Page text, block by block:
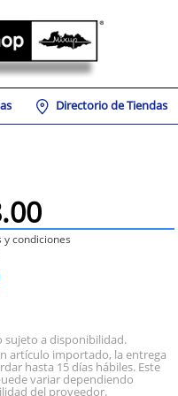
Directorio de Tiendas
.00
condiciones
sujeto a disponibilidad.
artículo importado, la entrega
hasta 15 días hábiles. Este
variar dependiendo
del proveedor.